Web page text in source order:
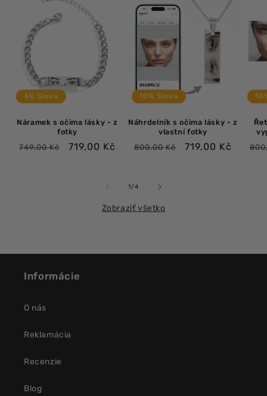
4% Sleva
Náramek s očima lásky - z
fotky
Bežná
749,00 Kč
Výpredajová
719,00 Kč
10% Sleva
Náhrdelník s očima lásky - z
vlastní fotky
Bežná
800,00 Kč
Výpredajová
719,00 Kč
1/z4
Zobraziť všetko
Informácie
O nás
Reklamácia
Recenzie
Blog